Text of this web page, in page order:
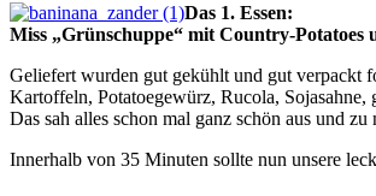
Das 1. Essen:
Miss „Grünschuppe“ mit Country-Potatoes
Geliefert wurden gut gekühlt und gut verpackt
Kartoffeln, Potatoegewürz, Rucola,
Das sah alles schon mal ganz schön aus und
Innerhalb von 35 Minuten sollte nun unsere